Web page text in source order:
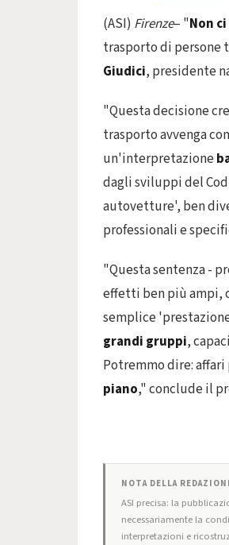
(ASI) Firenze– "Non
trasporto di
Giudici, presidente
"Questa decisione
trasporto avvenga
un'interpretazione
dagli sviluppi del
autovetture', ben
professionali e
"Questa sentenza -
effetti ben più ampi,
semplice
grandi gruppi,
Potremmo dire:
piano," conclude il
NOTA DELLA
ASI precisa: la
necessariamente la
interpretazioni e